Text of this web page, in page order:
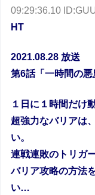
09:29:36.10
HT
2021.08.28 放送
第6話「一時間の悪
１日に１時間だけ
超強力なバリアは
い。
連戦連敗のトリガ
バリア攻略の方法
い…